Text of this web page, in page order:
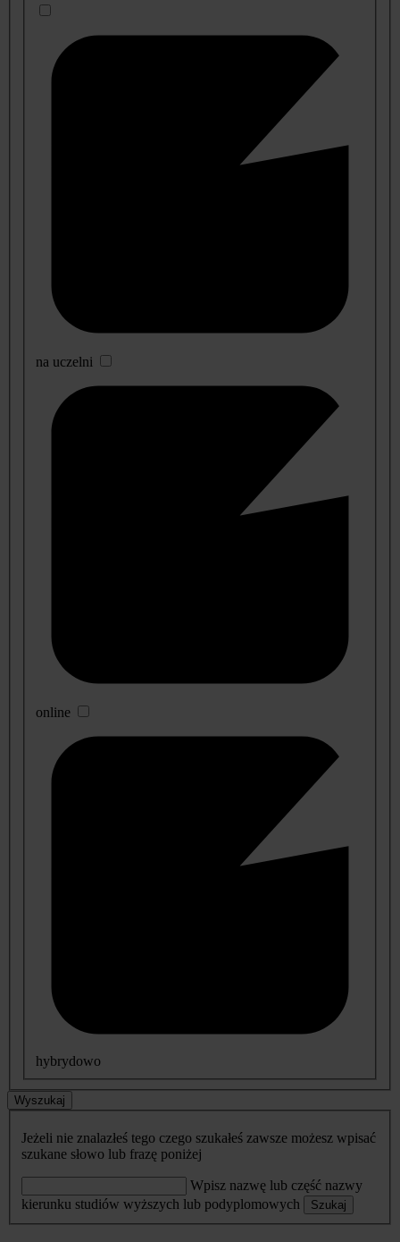
na uczelni
online
hybrydowo
Wyszukaj
Jeżeli nie znalazłeś tego czego szukałeś zawsze możesz wpisać
szukane słowo lub frazę poniżej
Wpisz nazwę lub część nazwy
kierunku studiów wyższych lub podyplomowych
Szukaj